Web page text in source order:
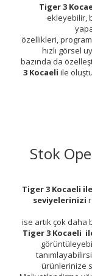
Tiger 3
ekleyebilir,
özellikleri,
hızlı görsel
bazında da
3 Kocaeli ile
Stok
Tiger 3 Kocaeli
seviyelerinizi
ise artık çok daha
Tiger 3 Kocaeli
ürünlerinize